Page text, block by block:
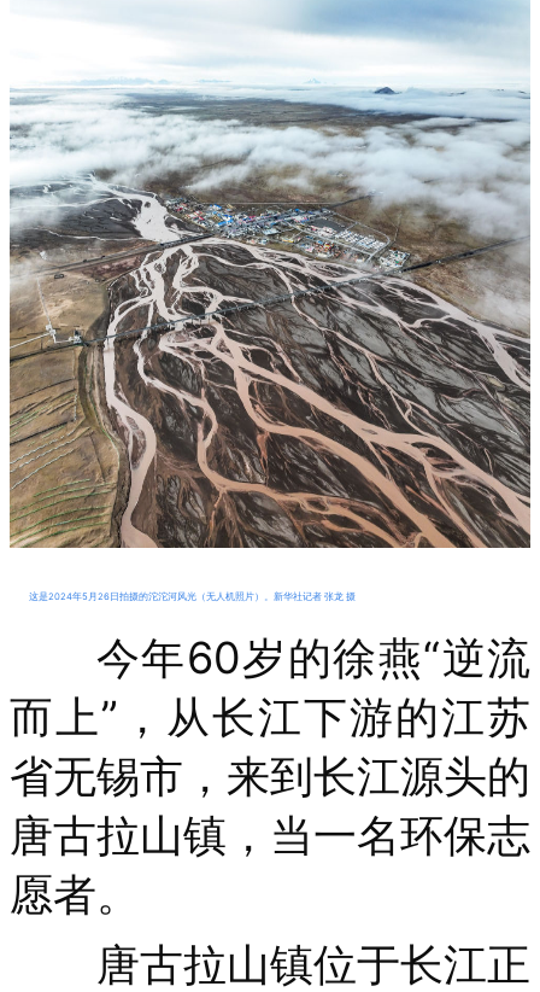
这是2024年5月26日拍摄的沱沱河风光（无人机照片）。新华社记者 张龙 摄
今年60岁的徐燕“逆流
而上”，从长江下游的江苏
省无锡市，来到长江源头的
唐古拉山镇，当一名环保志
愿者。
唐古拉山镇位于长江正